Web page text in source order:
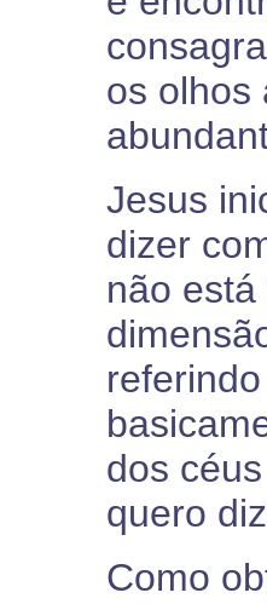
os olhos
Jesus
dizer
não
dos
quero
Como